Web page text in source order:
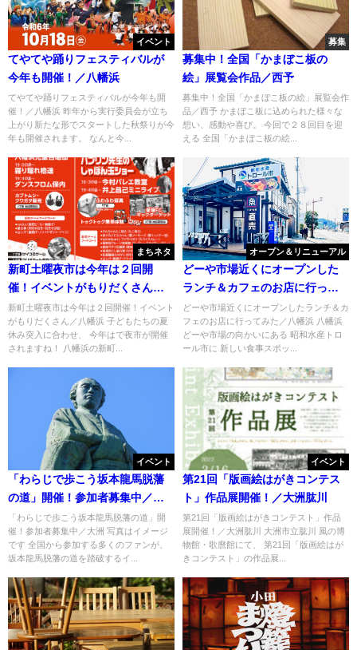
イベント
てやてや踊りフェスティバルが
今年も開催！／八幡浜
てやてや踊りフェスティバルが今年も開
催！／八幡浜 昨年から実行委員会が立ち
上がり新たな形でスタートした秋祭りが今
年も開催されます。 なんと今...
募集
募集中！全国「かまぼこ板の
絵」展覧会作品／西予
募集中！全国「かまぼこ板の絵」展覧会作
品／西予 かまぼこ板に込められた様々な
想い、感動や喜び。 今回で２８回目を迎
える 全国「かまぼこ板の絵...
まちネタ
新町土曜夜市は今年は２回開
催！イベントがもりだくさん／
八幡浜
新町土曜夜市は今年は２回開催！イベント
がもりだくさん／八幡浜 子どもたちの夏
休み突入に合わせ、 今年はで夜市が開催
されますね！ 八幡浜の新町...
オープン＆リニューアル
どーや市場近くにオープンした
ランチ＆カフェのお店に行って
みた／八幡浜
どーや市場近くにオープンしたランチ＆カ
フェのお店に行ってみた／八幡浜 八幡浜
どーや市場の向かいにある 昭和水産トロ
ール市に 新しい食事スポッ...
イベント
「わらじで歩こう坂本龍馬脱藩
の道」開催！参加者募集中／大
洲
「わらじで歩こう坂本龍馬脱藩の道」開
催！参加者募集中／大洲 写真はイメージ
です 全国から参加する多くのファンが、
坂本龍馬脱藩の道を踏破するイ...
イベント
第21回「版画絵はがきコンテス
ト」作品展開催！／大洲肱川
第21回「版画絵はがきコンテスト」作品
展開催！／大洲肱川 大洲市立肱川 風の博
物館・歌麿館にて、 第21回「版画絵はが
きコンテスト」の作品展...